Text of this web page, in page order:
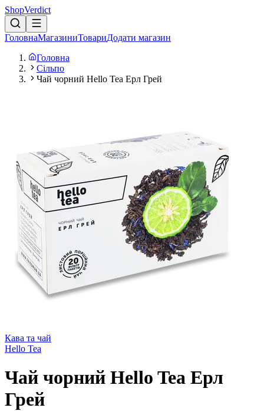
ShopVerdict
ГоловнаМагазиниТовариДодати магазин
Головна
Сільпо
Чай чорний Hello Tea Ерл Грей
Кава та чай
Hello Tea
Чай чорний Hello Tea Ерл
Грей